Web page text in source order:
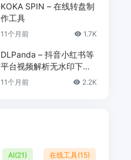
KOKA SPIN – 在线转盘制
作工具
11个月前 1.7K
DLPanda – 抖音小红书等
平台视频解析无水印下载
工具
11个月前 2.2K
AI(21) 在线工具(15)